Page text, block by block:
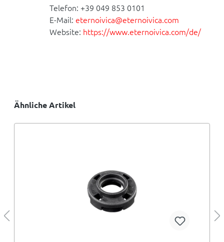
Telefon: +39 049 853 0101
E-Mail: eternoivica@eternoivica.com
Website: https://www.eternoivica.com/de/
Ähnliche Artikel